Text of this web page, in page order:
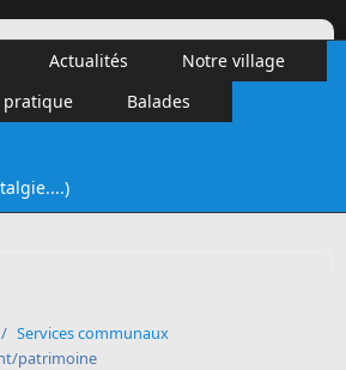
Actualités
Notre village
pratique
Balades
/ Services communaux
patrimoine